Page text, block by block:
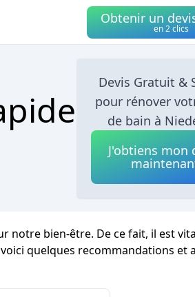
Obtenir un
en 2 clics
Devis Gratuit &
pour rénover
de bain à
J'obtiens mon
notre bien-être. De ce fait, il est
quelques recommandations et